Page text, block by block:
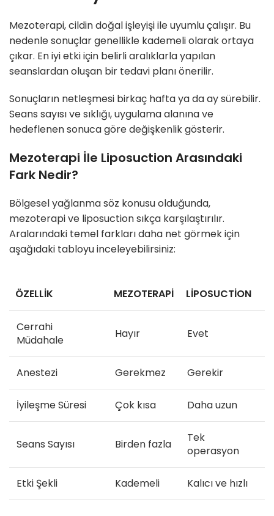
Mezoterapi, cildin doğal işleyişi ile uyumlu çalışır. Bu
nedenle sonuçlar genellikle kademeli olarak ortaya
çıkar. En iyi etki için belirli aralıklarla yapılan
seanslardan oluşan bir tedavi planı önerilir.
Sonuçların netleşmesi birkaç hafta ya da ay sürebilir.
Seans sayısı ve sıklığı, uygulama alanına ve
hedeflenen sonuca göre değişkenlik gösterir.
Mezoterapi İle Liposuction Arasındaki
Fark Nedir?
Bölgesel yağlanma söz konusu olduğunda,
mezoterapi ve liposuction sıkça karşılaştırılır.
Aralarındaki temel farkları daha net görmek için
aşağıdaki tabloyu inceleyebilirsiniz:
ÖZELLIK MEZOTERAPI LIPOSUCTION
Cerrahi
Müdahale
Hayır Evet
Anestezi Gerekmez Gerekir
İyileşme Süresi Çok kısa Daha uzun
Seans Sayısı Birden fazla
Tek
operasyon
Etki Şekli Kademeli Kalıcı ve hızlı